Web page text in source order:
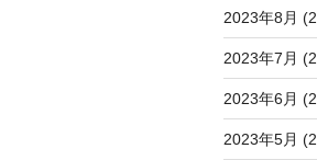
2023年8月
2023年7月
2023年6月
2023年5月